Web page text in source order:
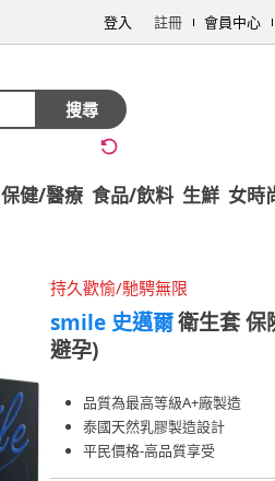
登入 註冊 會員中心
搜尋
保健/醫療 食品/飲料 生鮮 女時
持久歡愉/馳騁無限
smile 史邁爾衛生套 保
避孕)
品質為最高等級A+廠製造
泰國天然乳膠製造設計
平民價格-高品質享受